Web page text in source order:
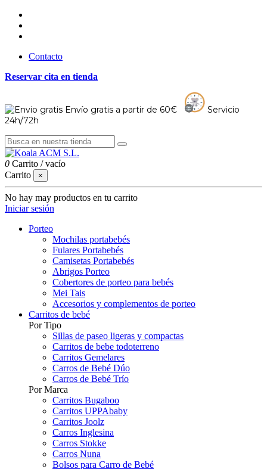
Contacto
Reservar cita en tienda
Envío gratis a partir de 60€
Servicio
24h/72h
0 Carrito /vacío
Carrito
×
No hay may productos en tu carrito
Iniciar sesión
Porteo
Mochilas portabebés
Fulares Portabebés
Camisetas Portabebés
Abrigos Porteo
Cobertores de porteo para bebés
Mei Tais
Accesorios y complementos de porteo
Carritos de bebé
Por Tipo
Sillas de paseo ligeras y compactas
Carritos de bebe todoterreno
Carritos Gemelares
Carros de Bebé Dúo
Carros de Bebé Trío
Por Marca
Carritos Bugaboo
Carritos UPPAbaby
Carritos Joolz
Carros Inglesina
Carros Stokke
Carros Nuna
Bolsos para Carro de Bebé